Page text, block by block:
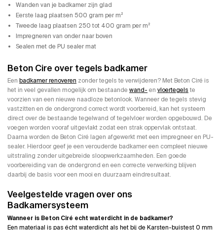
Wanden van je badkamer zijn glad
Eerste laag plaatsen 500 gram per m²
Tweede laag plaatsen 250 tot 400 gram per m²
Impregneren van onder naar boven
Sealen met de PU sealer mat
Beton Cire over tegels badkamer
Een badkamer renoveren zonder tegels te verwijderen? Met Beton Ciré is
het in veel gevallen mogelijk om bestaande wand- en vloertegelste
voorzien van een nieuwe naadloze betonlook. Wanneer de tegels stevig
vastzitten en de ondergrond correct wordt voorbereid, kan het systeem
direct over de bestaande tegelwand of tegelvloer worden opgebouwd. De
voegen worden vooraf uitgevlakt zodat een strak oppervlak ontstaat.
Daarna worden de Beton Ciré lagen afgewerkt met een impregneer en PU-
sealer. Hierdoor geef je een verouderde badkamer een compleet nieuwe
uitstraling zonder uitgebreide sloopwerkzaamheden. Een goede
voorbereiding van de ondergrond en een correcte verwerking blijven
daarbij de basis voor een mooi en duurzaam eindresultaat.
Veelgestelde vragen over ons
Badkamersysteem
Wanneer is Beton Ciré echt waterdicht in de badkamer?
Een materiaal is pas écht waterdicht als het bij de Karsten-buistest 0 mm